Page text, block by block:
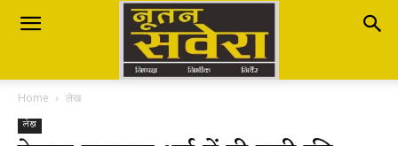
Nutan
Savera
Home लेख
लेख